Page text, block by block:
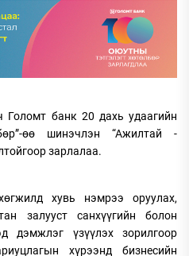
Голомт банк 20 дахь удаагийн
өө шинэчлэн “Ажилтай -
зарлалаа.
хувь нэмрээ оруулах,
залууст санхүүгийн болон
дэмжлэг үзүүлэх зорилгоор
хүрээнд бизнесийн